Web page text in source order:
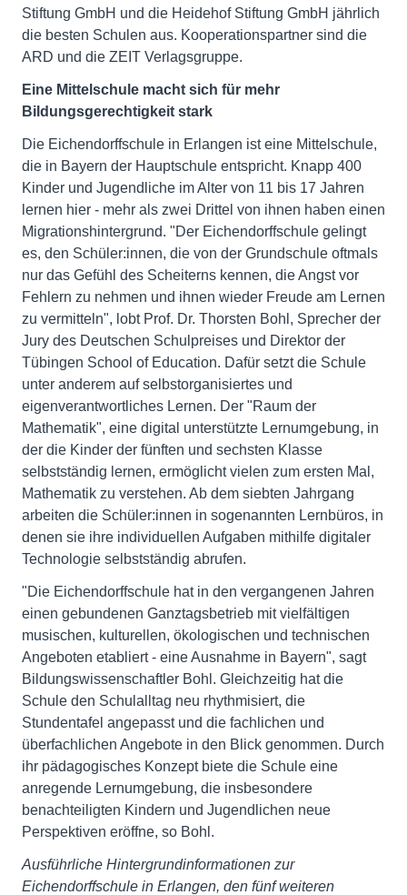
Stiftung GmbH und die Heidehof Stiftung GmbH jährlich
die besten Schulen aus. Kooperationspartner sind die
ARD und die ZEIT Verlagsgruppe.
Eine Mittelschule macht sich für mehr
Bildungsgerechtigkeit stark
Die Eichendorffschule in Erlangen ist eine Mittelschule,
die in Bayern der Hauptschule entspricht. Knapp 400
Kinder und Jugendliche im Alter von 11 bis 17 Jahren
lernen hier - mehr als zwei Drittel von ihnen haben einen
Migrationshintergrund. "Der Eichendorffschule gelingt
es, den Schüler:innen, die von der Grundschule oftmals
nur das Gefühl des Scheiterns kennen, die Angst vor
Fehlern zu nehmen und ihnen wieder Freude am Lernen
zu vermitteln", lobt Prof. Dr. Thorsten Bohl, Sprecher der
Jury des Deutschen Schulpreises und Direktor der
Tübingen School of Education. Dafür setzt die Schule
unter anderem auf selbstorganisiertes und
eigenverantwortliches Lernen. Der "Raum der
Mathematik", eine digital unterstützte Lernumgebung, in
der die Kinder der fünften und sechsten Klasse
selbstständig lernen, ermöglicht vielen zum ersten Mal,
Mathematik zu verstehen. Ab dem siebten Jahrgang
arbeiten die Schüler:innen in sogenannten Lernbüros, in
denen sie ihre individuellen Aufgaben mithilfe digitaler
Technologie selbstständig abrufen.
"Die Eichendorffschule hat in den vergangenen Jahren
einen gebundenen Ganztagsbetrieb mit vielfältigen
musischen, kulturellen, ökologischen und technischen
Angeboten etabliert - eine Ausnahme in Bayern", sagt
Bildungswissenschaftler Bohl. Gleichzeitig hat die
Schule den Schulalltag neu rhythmisiert, die
Stundentafel angepasst und die fachlichen und
überfachlichen Angebote in den Blick genommen. Durch
ihr pädagogisches Konzept biete die Schule eine
anregende Lernumgebung, die insbesondere
benachteiligten Kindern und Jugendlichen neue
Perspektiven eröffne, so Bohl.
Ausführliche Hintergrundinformationen zur
Eichendorffschule in Erlangen, den fünf weiteren